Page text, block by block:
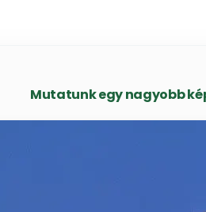
Mutatunk egy nagyobb